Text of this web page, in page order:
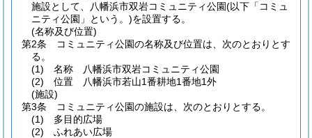
施設として、八幡浜市双岩コミュニティ公園(以下「コミュ
ニティ公園」という。)を設置する。
(名称及び位置)
第2条
コミュニティ公園の名称及び位置は、次のとおりとす
る。
(1)
名称 八幡浜市双岩コミュニティ公園
(2)
位置 八幡浜市若山1番耕地1番地1外
(施設)
第3条
コミュニティ公園の施設は、次のとおりとする。
(1)
多目的広場
(2)
ふれあい広場